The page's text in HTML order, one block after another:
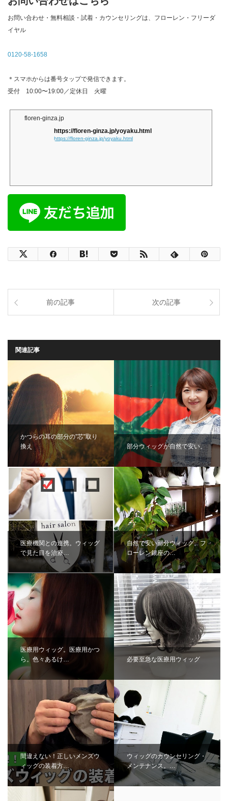
お問い合わせ・無料相談・試着・カウンセリングは、フローレン・フリーダ
イヤル
0120-58-1658
＊スマホからは番号タップで発信できます。
受付 10:00〜19:00／定休日 火曜
floren-ginza.jp
https://floren-ginza.jp/yoyaku.html
https://floren-ginza.jp/yoyaku.html
前の記事 次の記事
関連記事
かつらの耳の部分の”芯”取り
換え
部分ウィッグが自然で安い。
医療機関との連携。ウィッグ
で見た目を治療…
自然で安い部分ウィッグ。フ
ローレン銀座の…
医療用ウィッグ。医療用かつ
ら。色々あるけ…
必要至急な医療用ウィッグ
間違えない！正しいメンズウ
ィッグの装着方…
ウィッグのカウンセリング・
メンテナンス。…